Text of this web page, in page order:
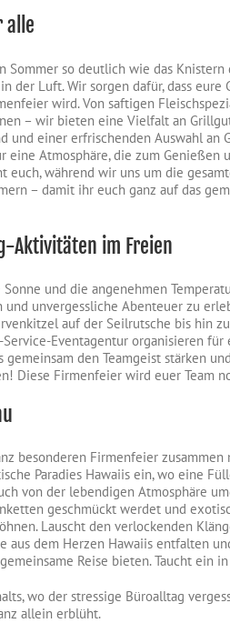
alle
Sommer so deutlich wie das
der Luft. Wir sorgen dafür, dass
wird. Von saftigen
– wir bieten eine Vielfalt an
und einer erfrischenden Auswahl an
eine Atmosphäre, die zum Genießen
euch, während wir uns um die
– damit ihr euch ganz auf das
Aktivitäten im Freien
und die angenehmen
und unvergessliche Abenteuer zu
auf der Seilrutsche bis hin
Eventagentur organisieren für
gemeinsam den Teamgeist stärken
Diese Firmenfeier wird euer Team
besonderen Firmenfeier
Paradies Hawaiis ein, wo eine
von der lebendigen Atmosphäre
geschmückt werdet und
Lauscht den verlockenden
aus dem Herzen Hawaiis entfalten
Reise bieten. Taucht ein
wo der stressige Büroalltag
allein erblüht.